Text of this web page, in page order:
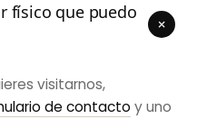
físico que puedo
+
visitarnos,
de contacto y uno